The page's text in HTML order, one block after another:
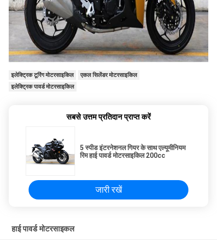
इलेक्ट्रिक टूरिंग मोटरसाइकिल
एकल सिलेंडर मोटरसाइकिल
इलेक्ट्रिक पावर्ड मोटरसाइकिल
सबसे उत्तम प्रतिदान प्राप्त करें
5 स्पीड इंटरनेशनल गियर के साथ एल्यूमीनियम
रिम हाई पावर्ड मोटरसाइकिल 200cc
जारी रखें
हाई पावर्ड मोटरसाइकल